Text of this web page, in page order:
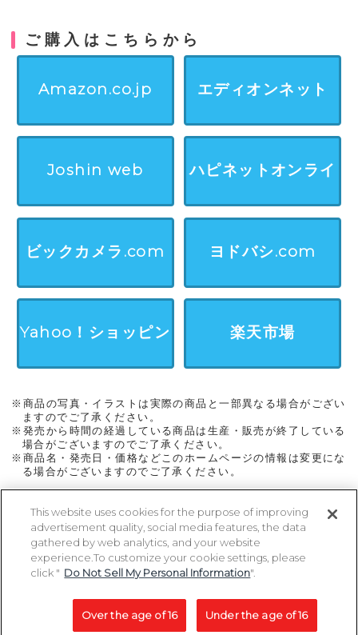
ご購入はこちらから
Amazon.co.jp エディオンネット
Joshin web ハピネットオンライ
ビックカメラ.com
ヨドバシ.com
Yahoo！ショッピン
グ
楽天市場
※商品の写真・イラストは実際の商品と一部異なる場合がござい
ますのでご了承ください。
※発売から時間の経過している商品は生産・販売が終了している
場合がございますのでご了承ください。
※商品名・発売日・価格などこのホームページの情報は変更にな
る場合がございますのでご了承ください。
ページトップに戻る
Copyright 2005-2026 MegaHouse Corporation. All rights reserved.
All other products are trademarks or registed of their respective owners.
コピーライト一覧を表示する
This website uses cookies for the purpose of improving
advertisement quality, social media features, the data
gathered by web analytics, and your website
experience.To customize your cookie settings, please
click " Do Not Sell My Personal Information".
Under the age of 16
Over the age of 16